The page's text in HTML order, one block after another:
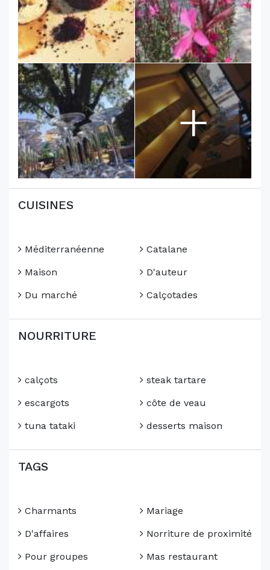
+
CUISINES
Méditerranéenne
Maison
Du marché
Catalane
D'auteur
Calçotades
NOURRITURE
calçots
escargots
tuna tataki
steak tartare
côte de veau
desserts maison
TAGS
Charmants
D'affaires
Pour groupes
Mariage
Norriture de proximité
Mas restaurant